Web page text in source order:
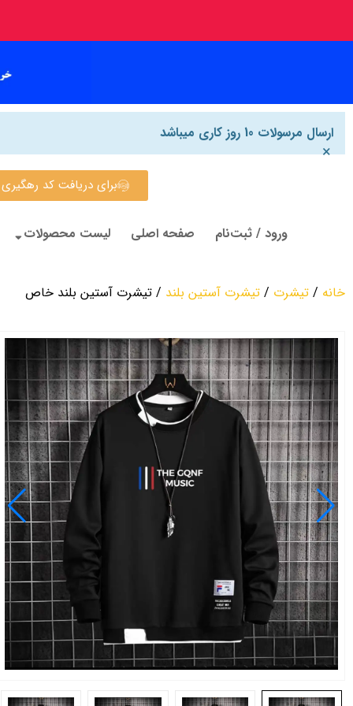
ارسال مرسولات 10 روز کاری میباشد
×
برای دریافت کد رهگیری روی
ورود / ثبت‌نام صفحه اصلی لیست محصولات
خانه / تیشرت / تیشرت آستین بلند / تیشرت آستین بلند خاص